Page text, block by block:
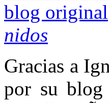
nidos
Gracias a
por su blog